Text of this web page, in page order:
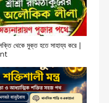
থেকে মুক্ত হতে সাহায্য করে |